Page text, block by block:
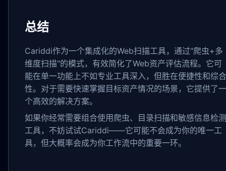
总结
Cariddi作为一个集成化的Web扫描工具，通过"爬虫+多
维度扫描"的模式，有效简化了Web资产评估流程。它可
能在单一功能上不如专业工具深入，但胜在便捷性和综合
性。对于需要快速掌握目标资产情况的场景，它提供了一
个高效的解决方案。
如果你经常需要组合使用爬虫、目录扫描和敏感信息检测
工具，不妨试试Cariddi——它可能不会成为你的唯一工
具，但大概率会成为你工作流中的重要一环。